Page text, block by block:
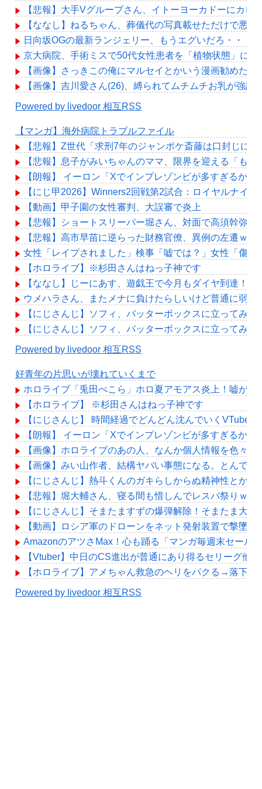
【悲報】大手Vグループさん、イトーヨーカドーにカ
【ななし】ねるちゃん、葬儀代の写真載せただけで悪意
日向坂OGの最新ランジェリー、もうエグいだろ・・・(
京大病院、手術ミスで50代女性患者を「植物状態」に
【画像】さっきこの俺にマルセイとかいう漫画勧めた
【画像】吉川愛さん(26)、縛られてムチムチお乳が強調
Powered by livedoor 相互RSS
【マンガ】海外病院トラブルファイル
【悲報】Z世代「求刑7年のジャンポケ斎藤は口封じに
【悲報】息子がみいちゃんのママ、限界を迎える「も
【朗報】 イーロン「Xでインプレゾンビが多すぎるか
【にじ甲2026】Winners2回戦第2試合：ロイヤルナイ
【動画】甲子園の女性審判、大誤審で炎上
【悲報】ショートスリーパー堀さん、対面で高須幹弥
【悲報】高市早苗に逆らった財務官僚、異例の左遷ｗｗ
女性「レイプされました」検事「嘘では？」女性「傷つ
【ホロライブ】※杉田さんはねっ子神です
【ななし】じーにあす、遊戯王で今月もダイヤ到達！
ウメハラさん、またメナに負けたらしいけど普通に弱め
【にじさんじ】ソフィ、バッターボックスに立ってみ
【にじさんじ】ソフィ、バッターボックスに立ってみ
Powered by livedoor 相互RSS
好青年の片思いが壊れていくまで
ホロライブ「兎田ぺこら」ホロ夏アモアス炎上！嘘が
【ホロライブ】 ※杉田さんはねっ子神です
【にじさんじ】 時間経過でどんどん沈んでいくVTuber
【朗報】 イーロン「Xでインプレゾンビが多すぎるか
【画像】ホロライブのあの人、なんか個人情報を色々
【画像】みい山作者、結構ヤバい事態になる。とんで
【にじさんじ】熱斗くんのガキらしからぬ精神性とか
【悲報】堀大輔さん、寝る間も惜しんでレスバ祭りｗ
【にじさんじ】そまたますずの爆弾解除！そまたま大げ
【動画】ロシア軍のドローンをネット発射装置で撃墜す
AmazonのアツさMax！心も踊る「マンガ毎週末セール
【Vtuber】中日のCS進出が普通にあり得るセリーグ他
【ホロライブ】アメちゃん救急のヘリをパクる→落下【
Powered by livedoor 相互RSS